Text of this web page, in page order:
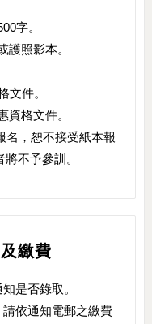
字。
照影本。
件。
格文件。
名，恕不接受紙本報
不予參訓。
繳費
是否錄取。
依通知電郵之繳費